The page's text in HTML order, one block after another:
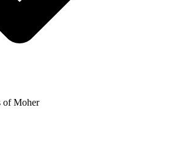
of Moher